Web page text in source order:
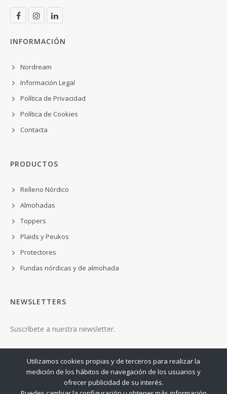
Utilizamos cookies propias y de terceros para realizar la
medición de los hábitos de navegación de los usuarios y
ofrecer publicidad de su interés.
INFORMACIÓN
Nordream
Información Legal
Política de Privacidad
Política de Cookies
Contacta
PRODUCTOS
Relleno Nórdico
Almohadas
Toppers
Plaids y Peukos
Protectores
Fundas nórdicas y de almohada
NEWSLETTERS
Suscríbete a nuestra newsletter.
ENVIAR